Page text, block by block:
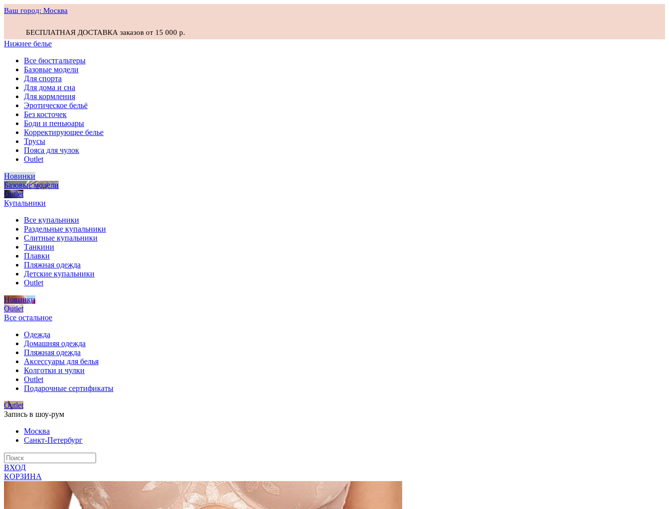
Ваш город: Москва
БЕСПЛАТНАЯ ДОСТАВКА заказов от 15 000 р.
Нижнее белье
Все бюстгальтеры
Базовые модели
Для спорта
Для дома и сна
Для кормления
Эротическое бельё
Без косточек
Боди и пеньюары
Корректирующее белье
Трусы
Пояса для чулок
Outlet
Новинки
Базовые модели
Outlet
Купальники
Все купальники
Раздельные купальники
Слитные купальники
Танкини
Плавки
Пляжная одежда
Детские купальники
Outlet
Новинки
Outlet
Все остальное
Одежда
Домашняя одежда
Пляжная одежда
Аксессуары для белья
Колготки и чулки
Outlet
Подарочные сертификаты
Outlet
Запись в шоу-рум
Москва
Санкт-Петербург
ВХОД
КОРЗИНА